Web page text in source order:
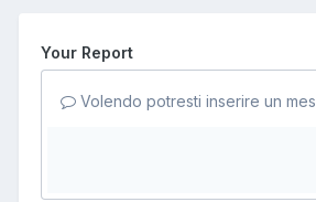
Your Report
Volendo potresti inserire un